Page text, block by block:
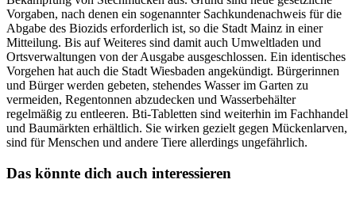
Vorgaben, nach denen ein sogenannter Sachkundenachweis für die
Abgabe des Biozids erforderlich ist, so die Stadt Mainz in einer
Mitteilung. Bis auf Weiteres sind damit auch Umweltladen und
Ortsverwaltungen von der Ausgabe ausgeschlossen. Ein identisches
Vorgehen hat auch die Stadt Wiesbaden angekündigt. Bürgerinnen
und Bürger werden gebeten, stehendes Wasser im Garten zu
vermeiden, Regentonnen abzudecken und Wasserbehälter
regelmäßig zu entleeren. Bti-Tabletten sind weiterhin im Fachhandel
und Baumärkten erhältlich. Sie wirken gezielt gegen Mückenlarven,
sind für Menschen und andere Tiere allerdings ungefährlich.
Das könnte dich auch interessieren